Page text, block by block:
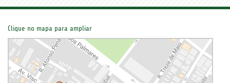
Clique no mapa para ampliar